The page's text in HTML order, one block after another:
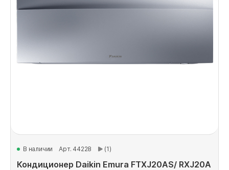
В наличии Арт. 44228 (1)
Кондиционер Daikin Emura FTXJ20AS/ RXJ20A